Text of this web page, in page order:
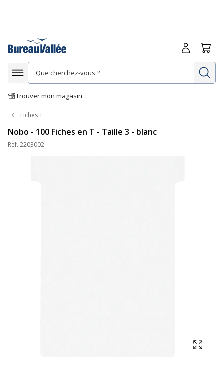
Afficher la navigation
Trouver mon magasin
Me
Fiches T
Nobo - 100 Fiches en T - Taille 3 - blanc
Ref. 2203002